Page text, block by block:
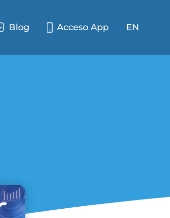
Blog Acceso App EN